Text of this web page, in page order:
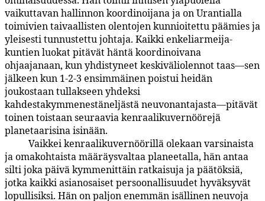
vaikuttavan hallinnon koordinoijana ja on Urantialla
toimivien taivaallisten olentojen kunnioitettu päämies ja
yleisesti tunnustettu johtaja. Kaikki enkeliarmeija­
kuntien luokat pitävät häntä koordinoivana
ohjaajanaan, kun yhdistyneet keskiväliolennot taas—sen
jälkeen kun 1-2-3 ensimmäinen poistui heidän
joukostaan tullakseen yhdeksi
kahdestakymmenestäneljästä neu­vonantajasta—pitävät
toinen toistaan seuraavia kenraalikuvernöörejä
planetaarisina isinään.
Vaikkei kenraalikuvernöörillä olekaan varsinaista
ja omakohtaista määräysvaltaa planeetalla, hän antaa
silti joka päivä kymmenittäin ratkaisuja ja päätöksiä,
jotka kaikki asianosaiset persoonallisuudet hyväksyvät
lopullisiksi. Hän on paljon enemmän isällinen neuvoja